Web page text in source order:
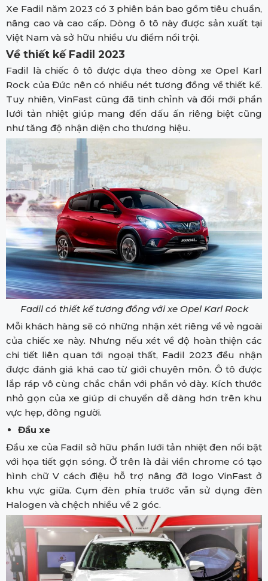
Xe Fadil năm 2023 có 3 phiên bản bao gồm tiêu chuẩn,
nâng cao và cao cấp. Dòng ô tô này được sản xuất tại
Việt Nam và sở hữu nhiều ưu điểm nổi trội.
Về thiết kế Fadil 2023
Fadil là chiếc ô tô được dựa theo dòng xe Opel Karl
Rock của Đức nên có nhiều nét tương đồng về thiết kế.
Tuy nhiên, VinFast cũng đã tinh chỉnh và đổi mới phần
lưới tản nhiệt giúp mang đến dấu ấn riêng biệt cũng
như tăng độ nhận diện cho thương hiệu.
Fadil có thiết kế tương đồng với xe Opel Karl Rock
Mỗi khách hàng sẽ có những nhận xét riêng về vẻ ngoài
của chiếc xe này. Nhưng nếu xét về độ hoàn thiện các
chi tiết liên quan tới ngoại thất, Fadil 2023 đều nhận
được đánh giá khá cao từ giới chuyên môn. Ô tô được
lắp ráp vô cùng chắc chắn với phần vỏ dày. Kích thước
nhỏ gọn của xe giúp di chuyển dễ dàng hơn trên khu
vực hẹp, đông người.
Đầu xe
Đầu xe của Fadil sở hữu phần lưới tản nhiệt đen nổi bật
với họa tiết gợn sóng. Ở trên là dải viền chrome có tạo
hình chữ V cách điệu hỗ trợ nâng đỡ logo VinFast ở
khu vực giữa. Cụm đèn phía trước vẫn sử dụng đèn
Halogen và chệch nhiều về 2 góc.